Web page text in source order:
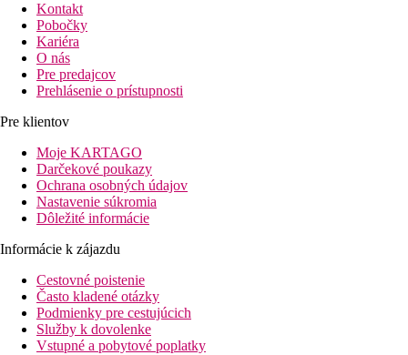
Kontakt
Pobočky
Kariéra
O nás
Pre predajcov
Prehlásenie o prístupnosti
Pre klientov
Moje KARTAGO
Darčekové poukazy
Ochrana osobných údajov
Nastavenie súkromia
Dôležité informácie
Informácie k zájazdu
Cestovné poistenie
Často kladené otázky
Podmienky pre cestujúcich
Služby k dovolenke
Vstupné a pobytové poplatky